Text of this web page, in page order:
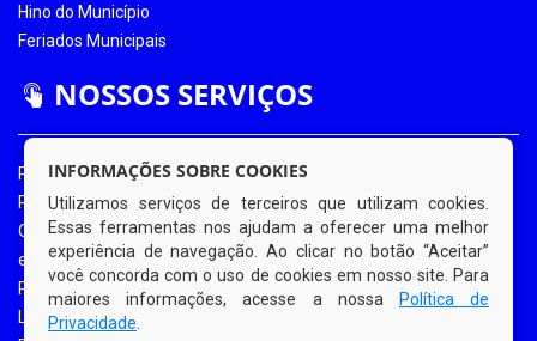
Hino do Município
Feriados Municipais
NOSSOS SERVIÇOS
Portal da Transparência
Portal da Transparência COVID-19
Ouvidoria Eletrônica
e-SIC
Processos de Licitação
Licitações em Andamento
INFORMAÇÕES SOBRE COOKIES
Utilizamos serviços de terceiros que utilizam cookies.
Essas ferramentas nos ajudam a oferecer uma melhor
experiência de navegação. Ao clicar no botão “Aceitar”
você concorda com o uso de cookies em nosso site. Para
maiores informações, acesse a nossa
Política de
Privacidade